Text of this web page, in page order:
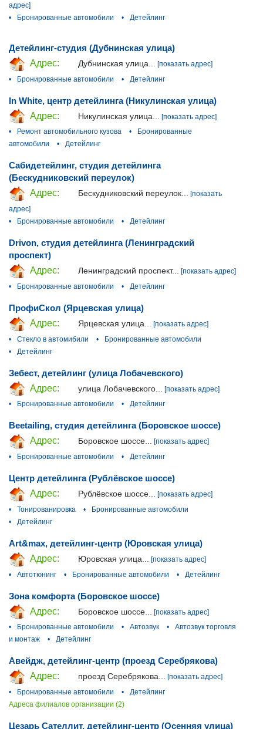
адрес]
•
Бронированные автомобили • Детейлинг
Детейлинг-студия (Дубнинская улица)
Адрес:
Дубнинская улица...
[показать адрес]
•
Бронированные автомобили • Детейлинг
In White, центр детейлинга (Никулинская улица)
Адрес:
Никулинская улица...
[показать адрес]
•
Ремонт автомобильного кузова •
Бронированные
автомобили
• Детейлинг
Сабидетейлинг, студия детейлинга
(Бескудниковский переулок)
Адрес:
Бескудниковский переулок... [показать
адрес]
•
Бронированные автомобили • Детейлинг
Drivon, студия детейлинга (Ленинградский
проспект)
Адрес:
Ленинградский проспект...
[показать адрес]
•
Бронированные автомобили • Детейлинг
ПрофиСкол (Ярцевская улица)
Адрес:
Ярцевская улица...
[показать адрес]
•
Стекло в автомибили •
Бронированные автомобили
•
Детейлинг
Зебест, детейлинг (улица Лобачевского)
Адрес:
улица Лобачевского...
[показать адрес]
•
Бронированные автомобили • Детейлинг
Beetailing, студия детейлинга (Боровское шоссе)
Адрес:
Боровское шоссе... [показать адрес]
•
Бронированные автомобили • Детейлинг
Центр детейлинга (Рублёвское шоссе)
Адрес:
Рублёвское шоссе...
[показать адрес]
•
Тонированировка •
Бронированные автомобили
•
Детейлинг
Art&max, детейлинг-центр (Юровская улица)
Адрес:
Юровская улица...
[показать адрес]
•
Автотюнинг • Бронированные автомобили • Детейлинг
Зона комфорта (Боровское шоссе)
Адрес:
Боровское шоссе...
[показать адрес]
•
Бронированные автомобили • Автозвук •
Автозвук торговля
и монтаж
• Детейлинг
Авейдж, детейлинг-центр (проезд Серебрякова)
Адрес:
проезд Серебрякова... [показать адрес]
•
Бронированные автомобили •
Детейлинг
Адреса филиалов организации (2)
Цезарь Сателлит, детейлинг-центр (Осенняя улица)